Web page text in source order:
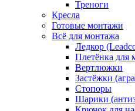
Треноги
Кресла
Готовые монтажи
Всё для монтажа
Ледкор
Плетёнка для
Вертлюжки
Застёжки
Стопоры
Шарики